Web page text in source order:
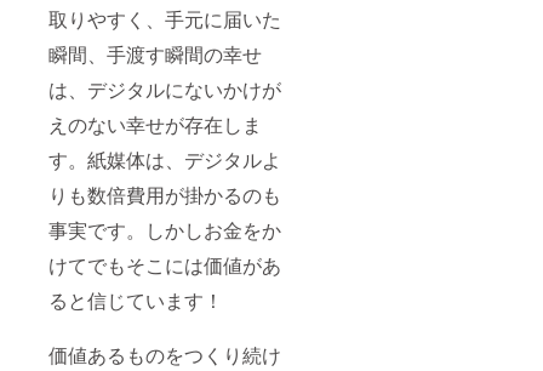
取りやすく、手元に届いた
瞬間、手渡す瞬間の幸せ
は、デジタルにないかけが
えのない幸せが存在しま
す。紙媒体は、デジタルよ
りも数倍費用が掛かるのも
事実です。しかしお金をか
けてでもそこには価値があ
ると信じています！
価値あるものをつくり続け